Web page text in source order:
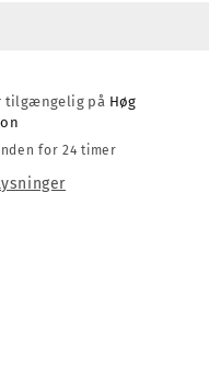
tilgængelig på Høg
for 24 timer